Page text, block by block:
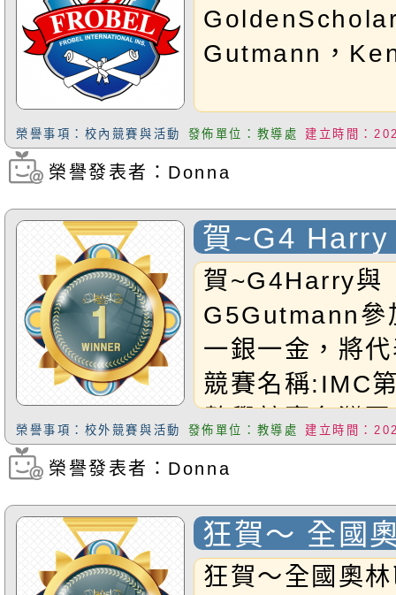
Gutmann，
榮譽事項：校內競賽與活動 發佈單位：教導處 建立時間：
瀏覽次數：52
榮譽發表者：Donna
賀~G4
Gutmann參
一銀一金，
參賽
賀~G4Harry與
G5Gutmann參
一銀一金，將
競賽名稱:IMC
數學競賽台灣
G4Harry組別:
生
級組成績:金牌
榮譽事項：校外競賽與活動 發佈單位：教導處 建立時間：
瀏覽次數：201
榮譽發表者：Donna
狂賀～ 全國
理競賽 本校
狂賀～全國奧